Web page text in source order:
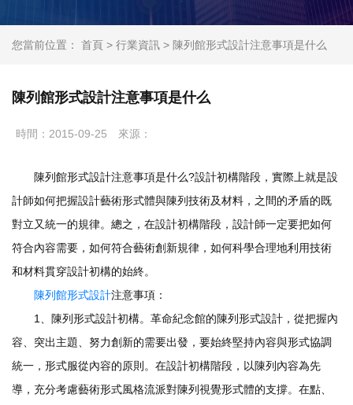
您當前位置： 首頁 > 行業資訊 > 陳列館形式設計注意事項是什么
陳列館形式設計注意事項是什么
時間：2015-09-25 來源：
陳列館形式設計注意事項是什么?設計初構階段，實際上就是設
計師如何把握設計藝術形式體與陳列技術及材料，之間的矛盾的既
對立又統一的規律。總之，在設計初構階段，設計師一定要把如何
符合內容需要，如何符合藝術創新規律，如何科學合理地利用技術
和材料貫穿設計初構的始終。
陳列館形式設計注意事項：
1、陳列形式設計初構。革命紀念館的陳列形式設計，從把握內
容、突出主題、努力創新的需要出發，要始終堅持內容與形式協調
統一，形式服從內容的原則。在設計初構階段，以陳列內容為先
導，充分考慮藝術形式風格流派對陳列視覺形式體的支撐。在點、